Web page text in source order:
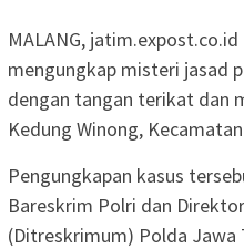
MALANG,
mengungkap misteri jasad
dengan tangan terikat dan
Kedung Winong,
Pengungkapan kasus
Bareskrim Polri dan
(Ditreskrimum) Polda Jawa